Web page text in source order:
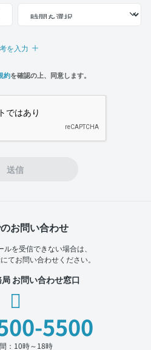
を入力
約を確認の上、同意します。
送信
お問い合わせ
を受信できない場合は、
てお問い合わせください。
お問い合わせ窓口
5500
：10時～18時